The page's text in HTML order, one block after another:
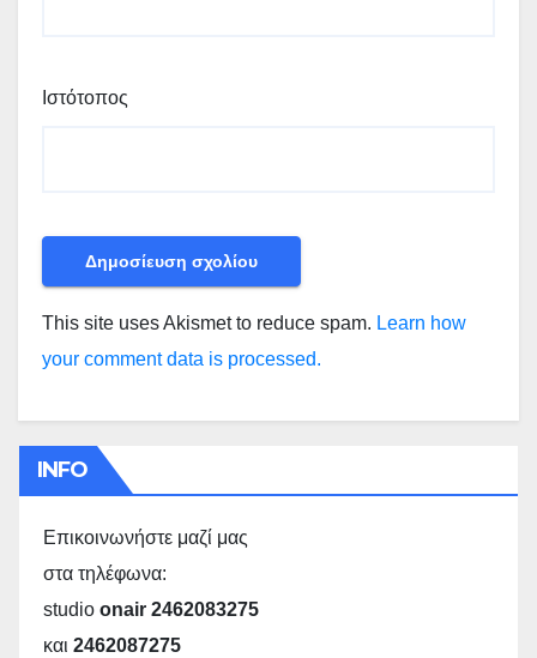
Ιστότοπος
This site uses Akismet to reduce spam. Learn how
your comment data is processed.
INFO
Επικοινωνήστε μαζί μας
στα τηλέφωνα:
studio onair 2462083275
και 2462087275